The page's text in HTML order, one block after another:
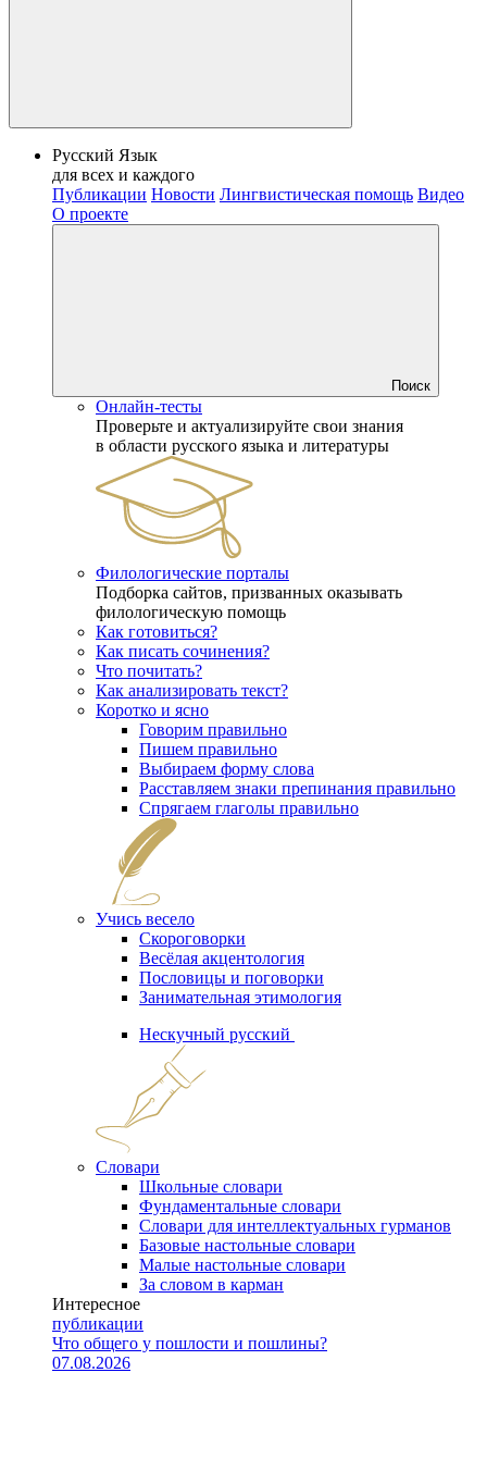
Русский Язык
для всех и каждого
Публикации Новости Лингвистическая помощь Видео
О проекте
Поиск
Онлайн-тесты
Проверьте и актуализируйте свои знания
в области русского языка и литературы
Филологические порталы
Подборка сайтов, призванных оказывать
филологическую помощь
Как готовиться?
Как писать сочинения?
Что почитать?
Как анализировать текст?
Коротко и ясно
Говорим правильно
Пишем правильно
Выбираем форму слова
Расставляем знаки препинания правильно
Спрягаем глаголы правильно
Учись весело
Скороговорки
Весёлая акцентология
Пословицы и поговорки
Занимательная этимология
Нескучный русский
Словари
Школьные словари
Фундаментальные словари
Словари для интеллектуальных гурманов
Базовые настольные словари
Малые настольные словари
За словом в карман
Интересное
публикации
Что общего у пошлости и пошлины?
07.08.2026